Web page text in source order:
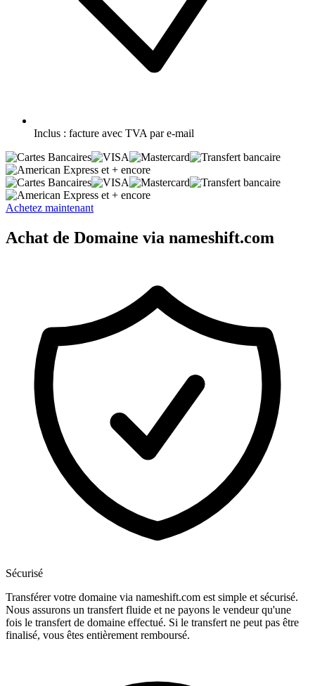
Inclus : facture avec TVA par e-mail
et + encore
et + encore
Achetez maintenant
Achat de Domaine via nameshift.com
Sécurisé
Transférer votre domaine via nameshift.com est simple et sécurisé.
Nous assurons un transfert fluide et ne payons le vendeur qu'une
fois le transfert de domaine effectué. Si le transfert ne peut pas être
finalisé, vous êtes entièrement remboursé.